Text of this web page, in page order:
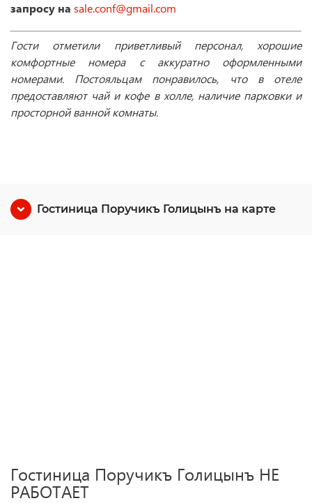
запросу на sale.conf@gmail.com
Гости отметили приветливый персонал, хорошие
комфортные номера с аккуратно оформленными
номерами. Постояльцам понравилось, что в отеле
предоставляют чай и кофе в холле, наличие парковки и
просторной ванной комнаты.
Гостиница Поручикъ Голицынъ на карте
Гостиница Поручикъ Голицынъ НЕ
РАБОТАЕТ